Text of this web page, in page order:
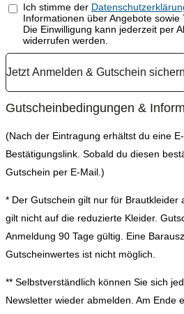
Ich stimme der
Informationen über Angebote sowie
Die Einwilligung kann jederzeit per
widerrufen werden.
Jetzt Anmelden & Gutschein sichern
Gutscheinbedingungen &
(Nach der Eintragung erhältst du eine
Bestätigungslink. Sobald du diesen
Gutschein per E-Mail.)
* Der Gutschein gilt nur für Brautkleider
gilt nicht auf die reduzierte Kleider.
Anmeldung 90 Tage gültig. Eine
Gutscheinwertes ist nicht möglich.
** Selbstverständlich können Sie sich
Newsletter wieder abmelden. Am Ende